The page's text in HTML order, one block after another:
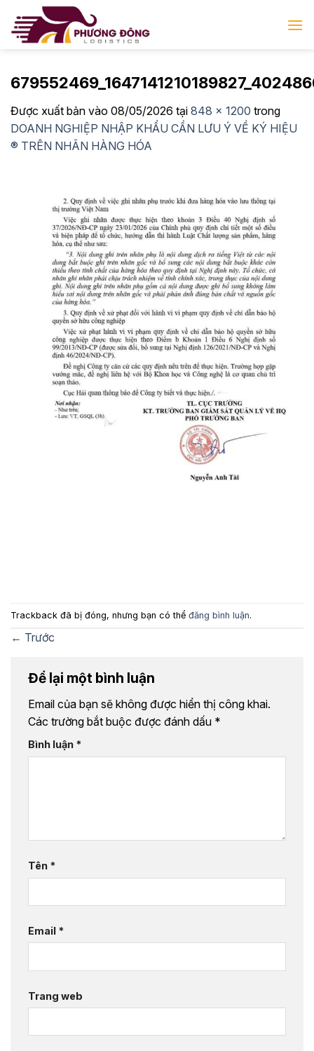
qua
Được xuất bản vào 08/05/2026 tại 848 × 1200 trong
DOANH NGHIỆP NHẬP KHẨU CẦN LƯU Ý VỀ KÝ HIỆU
® TRÊN NHÃN HÀNG HÓA
Trackback đã bị đóng, nhưng bạn có thể đăng bình luận.
← Trước
Để lại một bình luận
Email của bạn sẽ không được hiển thị công khai.
Các trường bắt buộc được đánh dấu *
Bình luận *
Tên *
Email *
Trang web